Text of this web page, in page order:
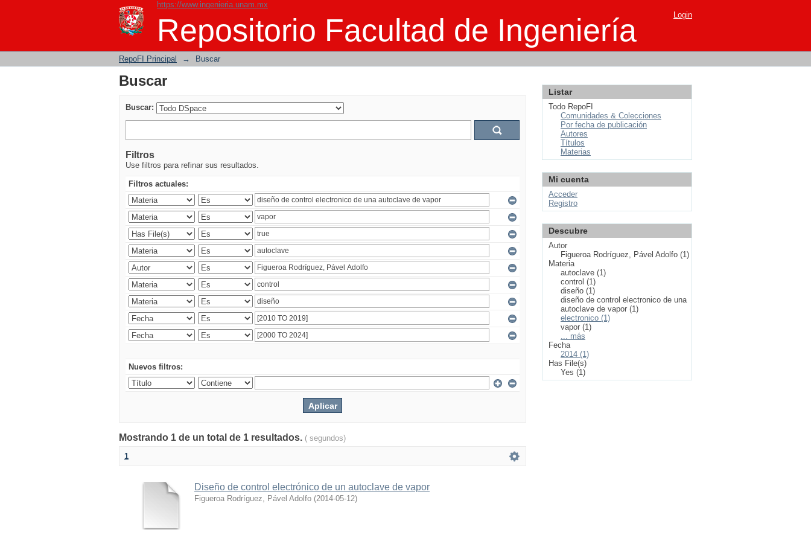
https://www.ingenieria.unam.mx
Repositorio Facultad de Ingeniería
Buscar Login
RepoFI Principal → Buscar
Buscar
Buscar:
Filtros
Use filtros para refinar sus resultados.
Filtros actuales:
Nuevos filtros:
Mostrando 1 de un total de 1 resultados. ( segundos)
1
Diseño de control electrónico de un autoclave de vapor
Figueroa Rodríguez, Pável Adolfo (2014-05-12)
Listar
Todo RepoFI
Comunidades & Colecciones
Por fecha de publicación
Autores
Títulos
Materias
Mi cuenta
Acceder
Registro
Descubre
Autor
Figueroa Rodríguez, Pável Adolfo (1)
Materia
autoclave (1)
control (1)
diseño (1)
diseño de control electronico de una
autoclave de vapor (1)
electronico (1)
vapor (1)
... más
Fecha
2014 (1)
Has File(s)
Yes (1)